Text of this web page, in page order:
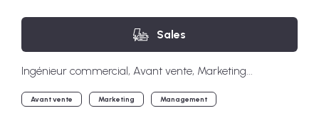
Sales
Ingénieur commercial, Avant vente, Marketing...
Avant vente Marketing Management